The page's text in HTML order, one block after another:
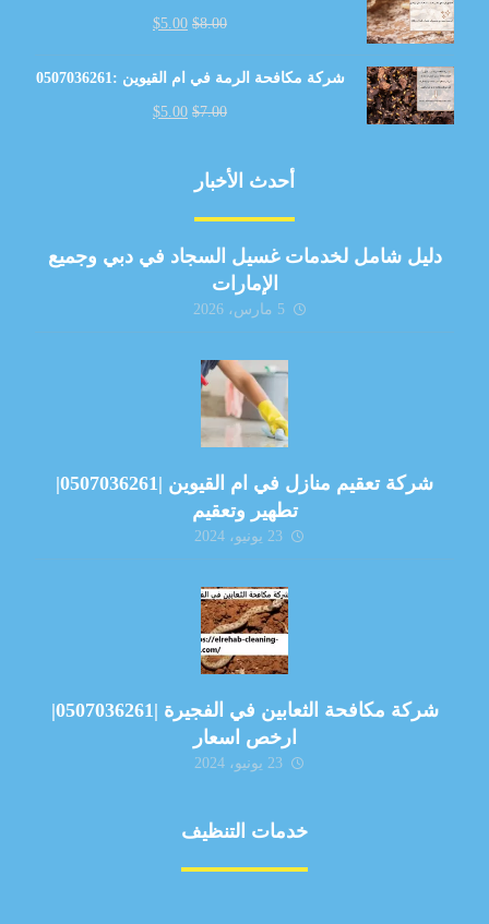
$8.00
$5.00
شركة مكافحة الرمة في ام القيوين :0507036261
$7.00
$5.00
أحدث الأخبار
دليل شامل لخدمات غسيل السجاد في دبي وجميع
الإمارات
5 مارس، 2026
شركة تعقيم منازل في ام القيوين |0507036261|
تطهير وتعقيم
23 يونيو، 2024
شركة مكافحة الثعابين في الفجيرة |0507036261|
ارخص اسعار
23 يونيو، 2024
خدمات التنظيف